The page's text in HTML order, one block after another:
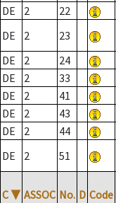
DE
2 22
DE
2 23
DE
2 24
DE
2 33
DE
2 41
DE
2 43
DE
2 44
DE
2 51
C ▼ ASSOC No. D Code